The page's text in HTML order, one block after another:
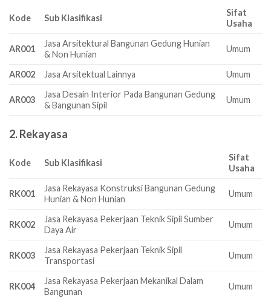
Kode Sub Klasifikasi
Sifat
Usaha
AR001
Jasa Arsitektural Bangunan Gedung Hunian
& Non Hunian
Umum
AR002 Jasa Arsitektual Lainnya Umum
AR003
Jasa Desain Interior Pada Bangunan Gedung
& Bangunan Sipil
Umum
2. Rekayasa
Kode Sub Klasifikasi
Sifat
Usaha
RK001
Jasa Rekayasa Konstruksi Bangunan Gedung
Hunian & Non Hunian
Umum
RK002
Jasa Rekayasa Pekerjaan Teknik Sipil Sumber
Daya Air
Umum
RK003
Jasa Rekayasa Pekerjaan Teknik Sipil
Transportasi
Umum
RK004
Jasa Rekayasa Pekerjaan Mekanikal Dalam
Bangunan
Umum